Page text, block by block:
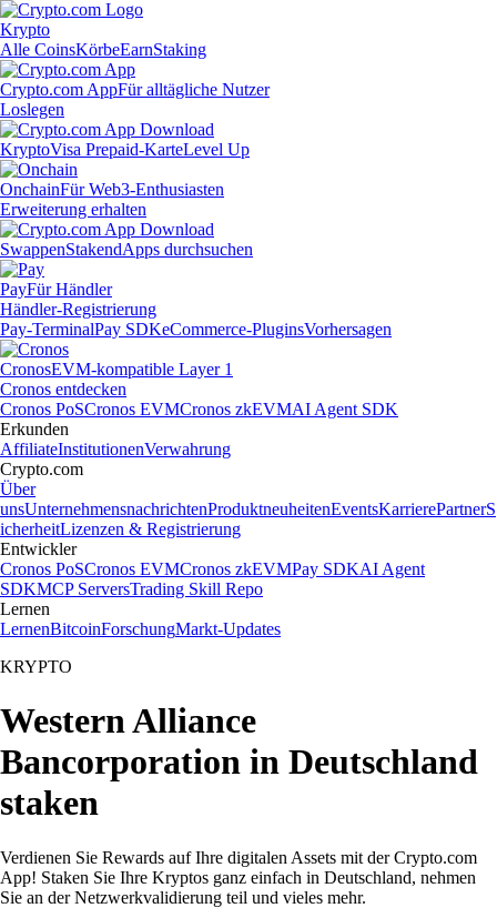
Krypto
Alle CoinsKörbeEarnStaking
Crypto.com AppFür alltägliche Nutzer
Loslegen
KryptoVisa Prepaid-KarteLevel Up
OnchainFür Web3-Enthusiasten
Erweiterung erhalten
SwappenStakendApps durchsuchen
PayFür Händler
Händler-Registrierung
Pay-TerminalPay SDKeCommerce-PluginsVorhersagen
CronosEVM-kompatible Layer 1
Cronos entdecken
Cronos PoSCronos EVMCronos zkEVMAI Agent SDK
Erkunden
AffiliateInstitutionenVerwahrung
Crypto.com
Über
unsUnternehmensnachrichtenProduktneuheitenEventsKarrierePartnerS
icherheitLizenzen & Registrierung
Entwickler
Cronos PoSCronos EVMCronos zkEVMPay SDKAI Agent
SDKMCP ServersTrading Skill Repo
Lernen
LernenBitcoinForschungMarkt-Updates
KRYPTO
Western Alliance
Bancorporation in Deutschland
staken
Verdienen Sie Rewards auf Ihre digitalen Assets mit der Crypto.com
App! Staken Sie Ihre Kryptos ganz einfach in Deutschland, nehmen
Sie an der Netzwerkvalidierung teil und vieles mehr.